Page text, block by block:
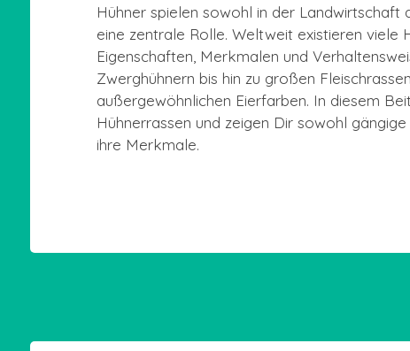
Hühner spielen sowohl in der
eine zentrale Rolle. Weltweit existieren viele
Eigenschaften, Merkmalen und
Zwerghühnern bis hin zu großen
außergewöhnlichen Eierfarben. In diesem
Hühnerrassen und zeigen Dir sowohl
ihre Merkmale.